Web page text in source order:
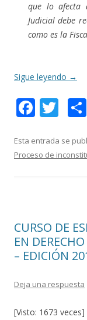
que lo afecta
Judicial debe
como es la
Sigue leyendo →
F
e
b
k
T
itt
er
Esta entrada se
Proceso de
CURSO DE
EN
– EDICIÓN
Deja una respuesta
[Visto: 1673 veces]